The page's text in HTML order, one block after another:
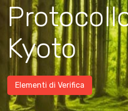
Kyoto
Elementi di Verifica